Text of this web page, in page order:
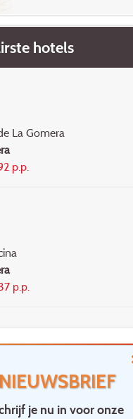
NIEUWSBRIEF
je nu in voor onze
hotels
La Gomera
p.p.
p.p.